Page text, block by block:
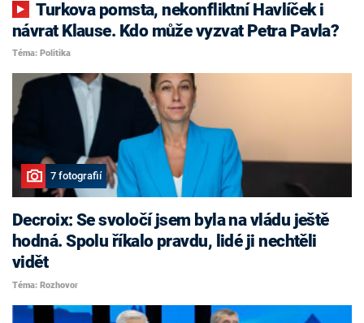
Turkova pomsta, nekonfliktní Havlíček i
návrat Klause. Kdo může vyzvat Petra Pavla?
Téma: Politika
7 fotografií
Decroix: Se svoločí jsem byla na vládu ještě
hodná. Spolu říkalo pravdu, lidé ji nechtěli
vidět
Téma: Rozhovor